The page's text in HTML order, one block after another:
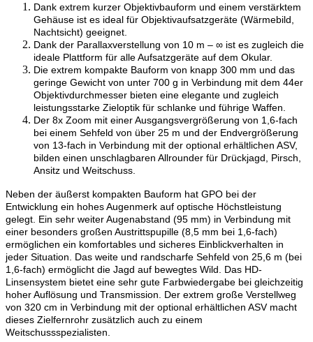
Dank extrem kurzer Objektivbauform und einem verstärktem
Gehäuse ist es ideal für Objektivaufsatzgeräte (Wärmebild,
Nachtsicht) geeignet.
Dank der Parallaxverstellung von 10 m – ∞ ist es zugleich die
ideale Plattform für alle Aufsatzgeräte auf dem Okular.
Die extrem kompakte Bauform von knapp 300 mm und das
geringe Gewicht von unter 700 g in Verbindung mit dem 44er
Objektivdurchmesser bieten eine elegante und zugleich
leistungsstarke Zieloptik für schlanke und führige Waffen.
Der 8x Zoom mit einer Ausgangsvergrößerung von 1,6-fach
bei einem Sehfeld von über 25 m und der Endvergrößerung
von 13-fach in Verbindung mit der optional erhältlichen ASV,
bilden einen unschlagbaren Allrounder für Drückjagd, Pirsch,
Ansitz und Weitschuss.
Neben der äußerst kompakten Bauform hat GPO bei der
Entwicklung ein hohes Augenmerk auf optische Höchstleistung
gelegt. Ein sehr weiter Augenabstand (95 mm) in Verbindung mit
einer besonders großen Austrittspupille (8,5 mm bei 1,6-fach)
ermöglichen ein komfortables und sicheres Einblickverhalten in
jeder Situation. Das weite und randscharfe Sehfeld von 25,6 m (bei
1,6-fach) ermöglicht die Jagd auf bewegtes Wild. Das HD-
Linsensystem bietet eine sehr gute Farbwiedergabe bei gleichzeitig
hoher Auflösung und Transmission. Der extrem große Verstellweg
von 320 cm in Verbindung mit der optional erhältlichen ASV macht
dieses Zielfernrohr zusätzlich auch zu einem
Weitschussspezialisten.